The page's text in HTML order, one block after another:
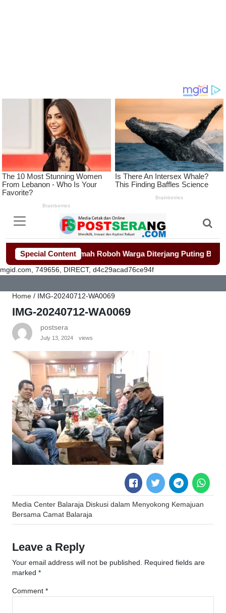
Special Content
Bangun Rumah Roboh Warga Diterjang Puting Beliung-
mgid.com, 749656, DIRECT, d4c29acad76ce94f
Home / IMG-20240712-WA0069
IMG-20240712-WA0069
postsera
July 13, 2024 views
Post
navigation
Media Center Balaraja Diskusi dalam Menyokong Kemajuan
Bersama Camat Balaraja
Leave a Reply
Your email address will not be published. Required fields are
marked *
Comment *